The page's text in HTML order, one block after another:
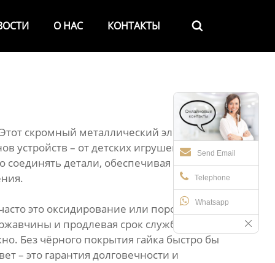
О НАС КОНТАКТЫ 
Send Email
Telephone
Whatsapp
скромный металлический элемент, с
– от детских игрушек до
детали, обеспечивая прочность
это оксидирование или порошковая
и продлевая срок службы. В
Без чёрного покрытия гайка быстро бы
– это гарантия долговечности и